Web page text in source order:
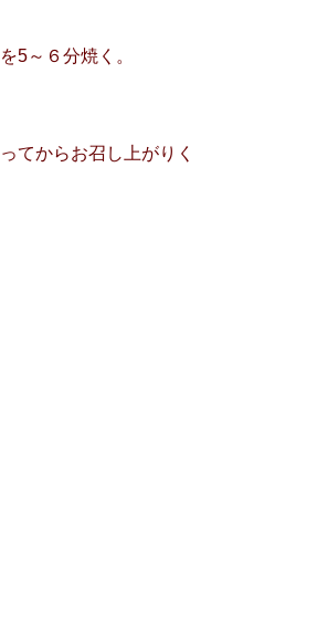
5～６分焼く。
てからお召し上がりく